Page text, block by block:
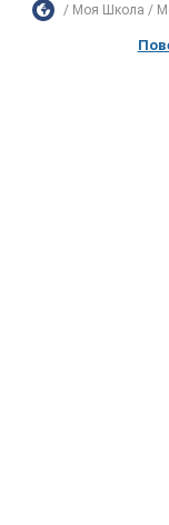
Моя Школа